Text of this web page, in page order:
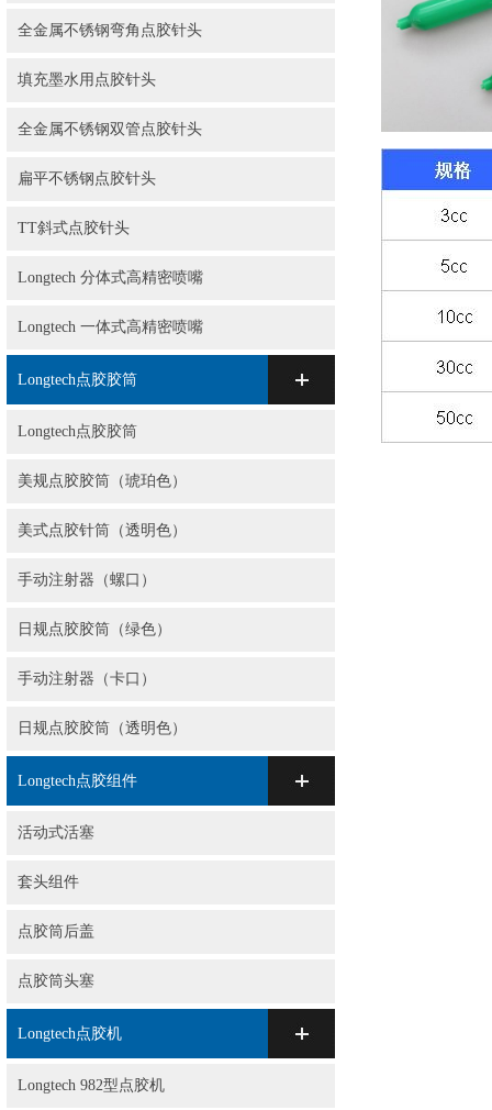
全金属不锈钢弯角点胶针头
填充墨水用点胶针头
全金属不锈钢双管点胶针头
扁平不锈钢点胶针头
TT斜式点胶针头
Longtech 分体式高精密喷嘴
Longtech 一体式高精密喷嘴
Longtech点胶胶筒
Longtech点胶胶筒
美规点胶胶筒（琥珀色）
美式点胶针筒（透明色）
手动注射器（螺口）
日规点胶胶筒（绿色）
手动注射器（卡口）
日规点胶胶筒（透明色）
Longtech点胶组件
活动式活塞
套头组件
点胶筒后盖
点胶筒头塞
Longtech点胶机
Longtech 982型点胶机